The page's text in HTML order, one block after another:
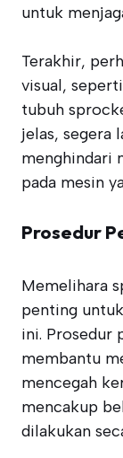
untuk
Terakhir,
visual,
tubuh
jelas, segera
menghindari
pada mesin
Prosedur
Memelihara
penting
ini. Prosedur
membantu
mencegah
mencakup
dilakukan